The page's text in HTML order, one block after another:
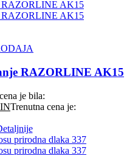
RAZORLINE AK15
je bila:
Trenutna cena je: